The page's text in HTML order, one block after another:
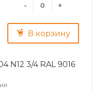
- +
В корзину
N12 3/4 RAL 9016